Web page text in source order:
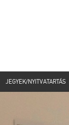
JEGYEK/NYITVATARTÁS